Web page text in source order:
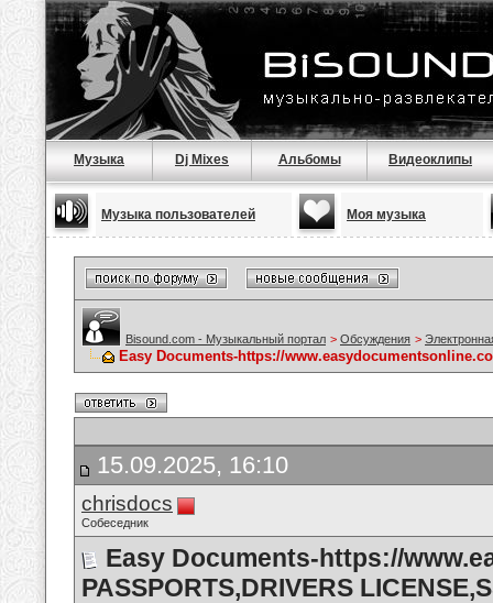
Музыка Dj Mixes Альбомы Видеоклипы
Музыка пользователей Моя музыка
Bisound.com - Музыкальный портал > Обсуждения >
Easy Documents-https://
15.09.2025, 16:10
chrisdocs
Собеседник
Easy Documents-https://
PASSPORTS,DRIVERS